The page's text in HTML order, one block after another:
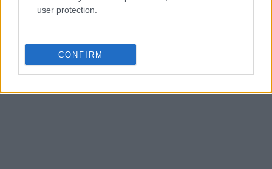
user protection.
CONFIRM